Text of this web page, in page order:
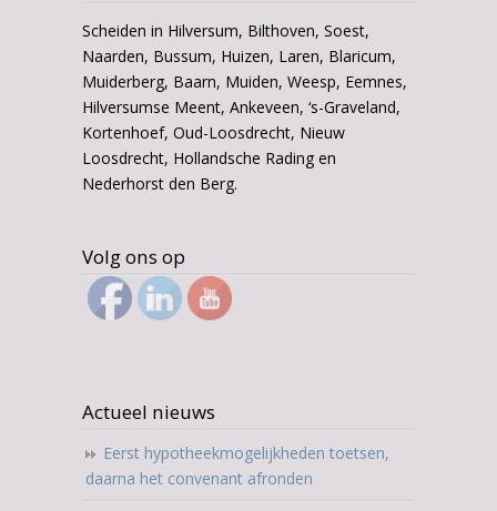
Scheiden in Hilversum, Bilthoven, Soest,
Naarden, Bussum, Huizen, Laren, Blaricum,
Muiderberg, Baarn, Muiden, Weesp, Eemnes,
Hilversumse Meent, Ankeveen, ‘s-Graveland,
Kortenhoef, Oud-Loosdrecht, Nieuw
Loosdrecht, Hollandsche Rading en
Nederhorst den Berg.
Volg ons op
Actueel nieuws
Eerst hypotheekmogelijkheden toetsen,
daarna het convenant afronden